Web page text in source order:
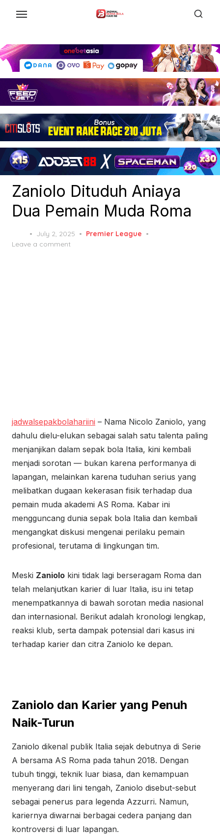
content
Zaniolo Dituduh Aniaya
Dua Pemain Muda Roma
Posted
on
July 2, 2025
Premier League
Leave a comment
jadwalsepakbolahariini – Nama Nicolo Zaniolo, yang
dahulu dielu-elukan sebagai salah satu talenta paling
menjanjikan dalam sepak bola Italia, kini kembali
menjadi sorotan — bukan karena performanya di
lapangan, melainkan karena tuduhan serius yang
melibatkan dugaan kekerasan fisik terhadap dua
pemain muda akademi AS Roma. Kabar ini
mengguncang dunia sepak bola Italia dan kembali
mengangkat diskusi mengenai perilaku pemain
profesional, terutama di lingkungan tim.
Meski Zaniolo kini tidak lagi berseragam Roma dan
telah melanjutkan karier di luar Italia, isu ini tetap
menempatkannya di bawah sorotan media nasional
dan internasional. Berikut adalah kronologi lengkap,
reaksi klub, serta dampak potensial dari kasus ini
terhadap karier dan citra Zaniolo ke depan.
Zaniolo dan Karier yang Penuh
Naik-Turun
Zaniolo dikenal publik Italia sejak debutnya di Serie
A bersama AS Roma pada tahun 2018. Dengan
tubuh tinggi, teknik luar biasa, dan kemampuan
menyerang dari lini tengah, Zaniolo disebut-sebut
sebagai penerus para legenda Azzurri. Namun,
kariernya diwarnai berbagai cedera panjang dan
kontroversi di luar lapangan.